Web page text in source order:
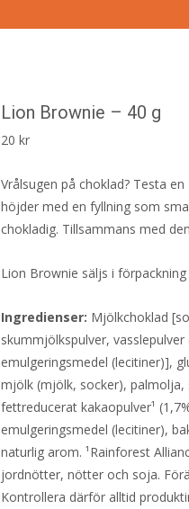
Lion Brownie – 40 g
20 kr
Vrålsugen på choklad? Testa
höjder med en fyllning som
chokladig. Tillsammans med
Lion Brownie säljs i
Ingredienser: Mjölkchoklad
skummjölkspulver,
emulgeringsmedel (lecitiner)],
mjölk (mjölk, socker), palmolja,
fettreducerat kakaopulver¹
emulgeringsmedel (lecitiner),
naturlig arom. ¹Rainforest
jordnötter, nötter och soja.
Kontrollera därför alltid